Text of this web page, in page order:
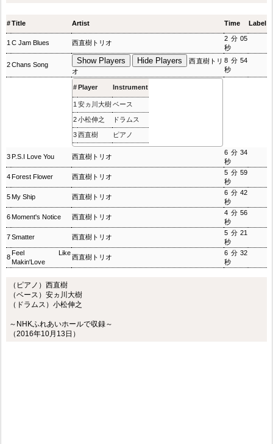
#Title Artist Time Label
1 C Jam Blues 西直樹トリオ
2分05
秒
2Chans Song Show Players Hide Players
西直樹トリ
オ
8分54
秒
#Player Instrument
1 安ヵ川大樹ベース
2小松伸之 ドラムス
3西直樹 ピアノ
3P.S.I Love You 西直樹トリオ
6分34
秒
4Forest Flower 西直樹トリオ
5分59
秒
5My Ship 西直樹トリオ
6分42
秒
6Moment's Notice 西直樹トリオ
4分56
秒
7Smatter 西直樹トリオ
5分21
秒
8
Feel Like
Makin'Love
西直樹トリオ
6分32
秒
（ピアノ）西直樹
（ベース）安ヵ川大樹
（ドラムス）小松伸之
～NHKふれあいホールで収録～
（2016年10月13日）